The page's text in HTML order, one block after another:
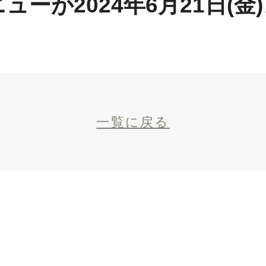
ーが2024年6月21日(金
一覧に戻る